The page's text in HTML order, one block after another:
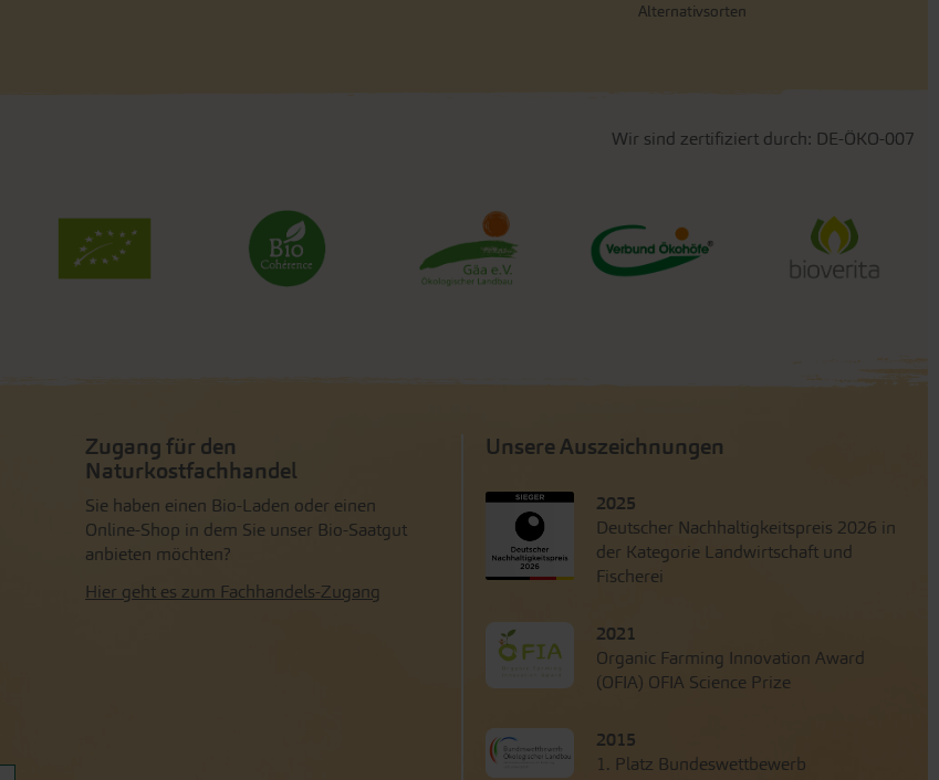
Alternativsorten
Wir sind zertifiziert durch: DE-ÖKO-007
Zugang für den
Naturkostfachhandel
Sie haben einen Bio-Laden oder einen
Online-Shop in dem Sie unser Bio-Saatgut
anbieten möchten?
Hier geht es zum Fachhandels-Zugang
Unsere Auszeichnungen
2025
Deutscher Nachhaltigkeitspreis 2026 in
der Kategorie Landwirtschaft und
Fischerei
2021
Organic Farming Innovation Award
(OFIA) OFIA Science Prize
2015
1. Platz Bundeswettbewerb